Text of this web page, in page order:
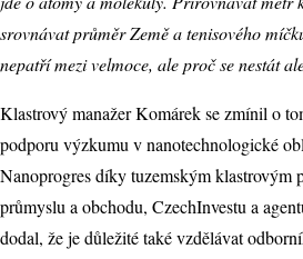
srovnávat průměr Země a tenisového
nepatří mezi velmoce, ale proč se nestát
Klastrový manažer Komárek se zmínil o
podporu výzkumu v nanotechnologické
Nanoprogres díky tuzemským klastrovým
průmyslu a obchodu, CzechInvestu a
dodal, že je důležité také vzdělávat